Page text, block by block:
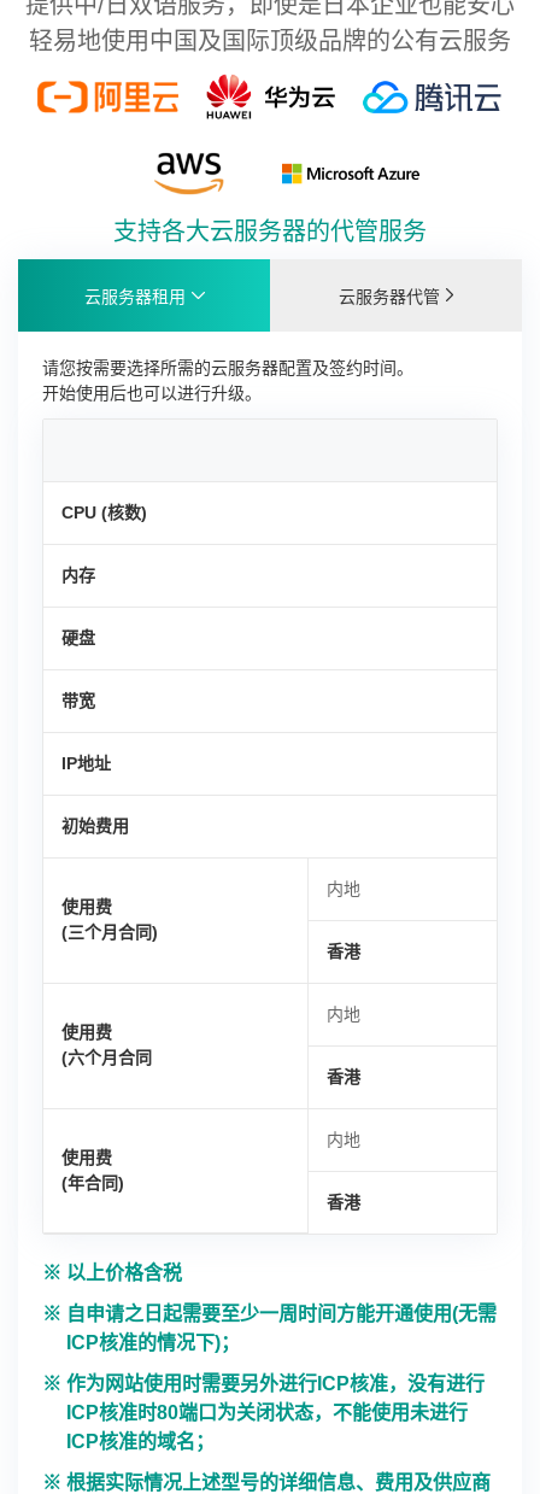
轻易地使用中国及国际顶级品牌的公有云服务
支持各大云服务器的代管服务
云服务器租用 云服务器代管
请您按需要选择所需的云服务器配置及签约时间。
开始使用后也可以进行升级。
CPU (核数)
内存
硬盘
带宽
IP地址
初始费用
使用费
(三个月合同)
内地
香港
使用费
(六个月合同
内地
香港
使用费
(年合同)
内地
香港
以上价格含税
自申请之日起需要至少一周时间方能开通使用(无需
ICP核准的情况下)；
作为网站使用时需要另外进行ICP核准，没有进行
ICP核准时80端口为关闭状态，不能使用未进行
ICP核准的域名；
根据实际情况上述型号的详细信息、费用及供应商